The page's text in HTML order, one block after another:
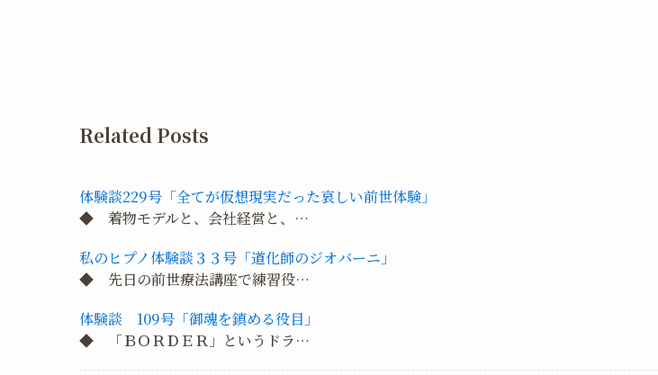
Related Posts
体験談229号「全てが仮想現実だった哀しい前世体験」
◆ 着物モデルと、会社経営と、…
私のヒプノ体験談３３号「道化師のジオバーニ」
◆ 先日の前世療法講座で練習役…
体験談 109号「御魂を鎮める役目」
◆ 「ＢＯＲＤＥＲ」というドラ…